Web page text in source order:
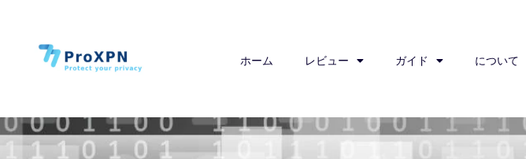
ホーム レビュー ガイド について